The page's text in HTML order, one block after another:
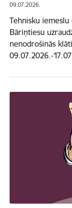
09.07.2026.
Tehnisku
Bāriņtiesu
nenodrošinās
09.07.2026.-